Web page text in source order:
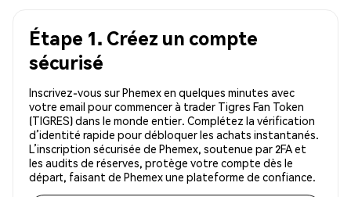
Étape 1. Créez un compte
sécurisé
Inscrivez-vous sur Phemex en quelques minutes avec
votre email pour commencer à trader Tigres Fan Token
(TIGRES) dans le monde entier. Complétez la vérification
d’identité rapide pour débloquer les achats instantanés.
L’inscription sécurisée de Phemex, soutenue par 2FA et
les audits de réserves, protège votre compte dès le
départ, faisant de Phemex une plateforme de confiance.